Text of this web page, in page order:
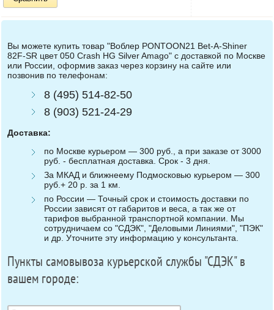
Вы можете купить товар "Воблер PONTOON21 Bet-A-Shiner
82F-SR цвет 050 Crash HG Silver Amago" с доставкой по Москве
или России, оформив заказ через корзину на сайте или
позвонив по телефонам:
8 (495) 514-82-50
8 (903) 521-24-29
Доставка:
по Москве курьером — 300 руб., а при заказе от 3000
руб. - бесплатная доставка. Срок - 3 дня.
За МКАД и ближнеему Подмосковью курьером — 300
руб.+ 20 р. за 1 км.
по России — Точный срок и стоимость доставки по
России зависят от габаритов и веса, а так же от
тарифов выбранной транспортной компании. Мы
сотрудничаем со "СДЭК", "Деловыми Линиями", "ПЭК"
и др. Уточните эту информацию у консультанта.
Пункты самовывоза курьерской службы "СДЭК" в
вашем городе: